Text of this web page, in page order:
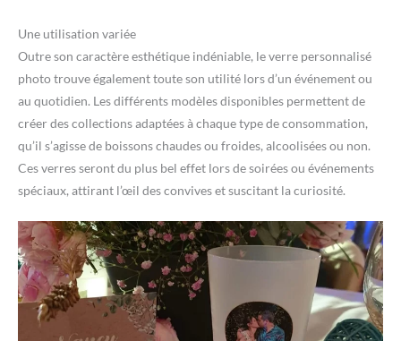
Une utilisation variée
Outre son caractère esthétique indéniable, le verre personnalisé
photo trouve également toute son utilité lors d’un événement ou
au quotidien. Les différents modèles disponibles permettent de
créer des collections adaptées à chaque type de consommation,
qu’il s’agisse de boissons chaudes ou froides, alcoolisées ou non.
Ces verres seront du plus bel effet lors de soirées ou événements
spéciaux, attirant l’œil des convives et suscitant la curiosité.